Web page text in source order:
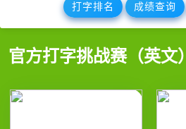
打字排名 成绩查询
官方打字挑战赛（英文）